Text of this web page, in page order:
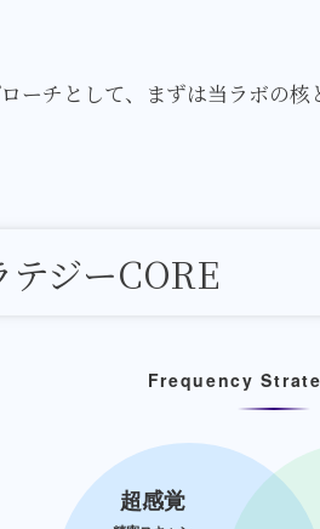
ーチとして、まずは当ラボの
ジーCORE
Frequency
超感覚